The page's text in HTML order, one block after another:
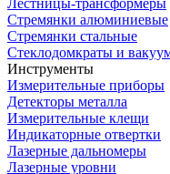
Лестницы-трансформеры
Стремянки алюминиевые
Стремянки стальные
Стеклодомкраты и
Инструменты
Измерительные приборы
Детекторы металла
Измерительные клещи
Индикаторные отвертки
Лазерные дальномеры
Лазерные уровни